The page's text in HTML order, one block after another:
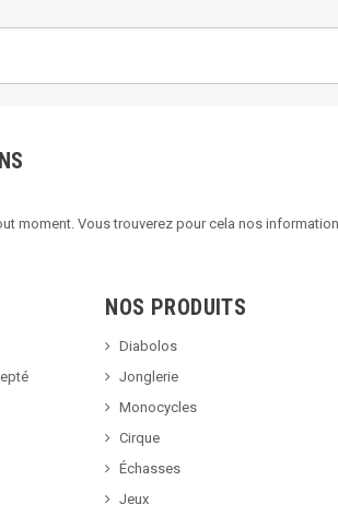
moment. Vous trouverez pour cela nos
NOS PRODUITS
Diabolos
Jonglerie
Monocycles
Cirque
Échasses
Jeux